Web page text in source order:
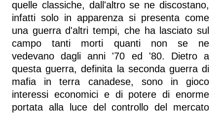
quelle classiche, dall'altro se ne discostano,
infatti solo in apparenza si presenta come
una guerra d'altri tempi, che ha lasciato sul
campo tanti morti quanti non se ne
vedevano dagli anni '70 ed '80. Dietro a
questa guerra, definita la seconda guerra di
mafia in terra canadese, sono in gioco
interessi economici e di potere di enorme
portata alla luce del controllo del mercato